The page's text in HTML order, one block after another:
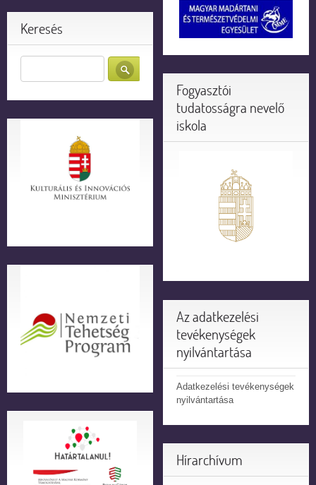
Keresés
Fogyasztói
tudatosságra nevelő
iskola
Az adatkezelési
tevékenységek
nyilvántartása
Adatkezelési tevékenységek
nyilvántartása
Hírarchívum